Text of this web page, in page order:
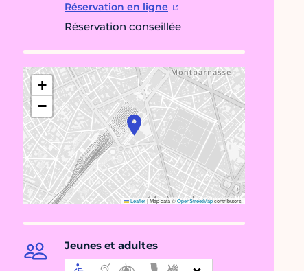
Réservation en ligne
Réservation conseillée
+
−
Leaflet|Map data ©OpenStreetMapcontributors
Jeunes et adultes